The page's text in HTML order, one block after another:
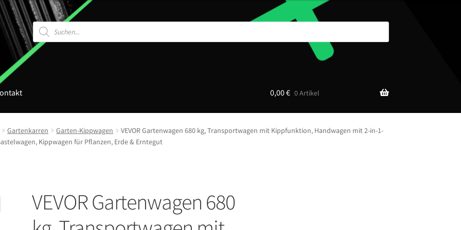
Products
search
0,00€ 0 Artikel
Gartenkarren Garten-Kippwagen
VEVOR Gartenwagen 680 kg, Transportwagen mit Kippfunktion, Handwagen mit 2-in-1-
Kippwagen für Pflanzen, Erde & Erntegut
VEVOR Gartenwagen 680